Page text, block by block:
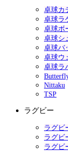
卓球カ
卓球ラ
卓球ボ
卓球シ
卓球バ
卓球ウ
卓球ラ
Nittaku
TSP
ラグビー
ラグビ
ラグビ
ラグビ